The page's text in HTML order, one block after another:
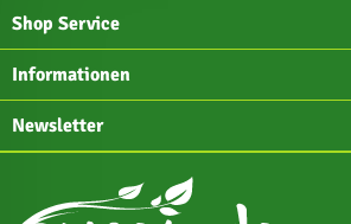
Shop Service
Informationen
Newsletter